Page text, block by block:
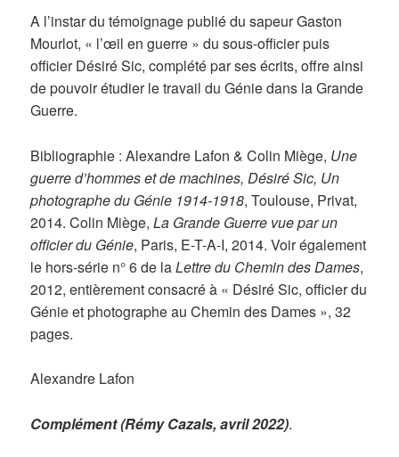
A l’instar du témoignage publié du sapeur Gaston
Mourlot, « l’œil en guerre » du sous-officier puis
officier Désiré Sic, complété par ses écrits, offre ainsi
de pouvoir étudier le travail du Génie dans la Grande
Guerre.
Bibliographie : Alexandre Lafon & Colin Miège, Une
guerre d’hommes et de machines, Désiré Sic, Un
photographe du Génie 1914-1918, Toulouse, Privat,
2014. Colin Miège,La Grande Guerre vue par un
officier du Génie, Paris, E-T-A-I, 2014. Voir également
le hors-série n° 6 de laLettre du Chemin des Dames,
2012, entièrement consacré à « Désiré Sic, officier du
Génie et photographe au Chemin des Dames », 32
pages.
Alexandre Lafon
Complément (Rémy Cazals, avril 2022).